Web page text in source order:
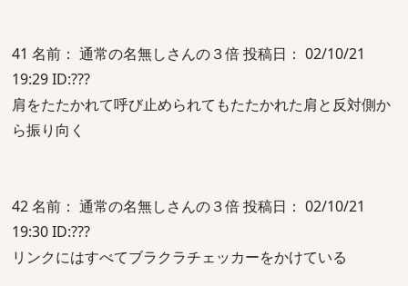
41 名前： 通常の名無しさんの３倍 投稿日： 02/10/21
19:29 ID:???
肩をたたかれて呼び止められてもたたかれた肩と反対側か
ら振り向く
42 名前： 通常の名無しさんの３倍 投稿日： 02/10/21
19:30 ID:???
リンクにはすべてブラクラチェッカーをかけている